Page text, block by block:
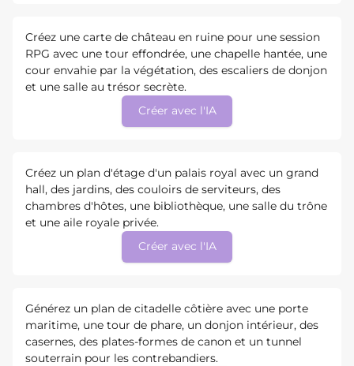
Créez une carte de château en ruine pour une session
RPG avec une tour effondrée, une chapelle hantée, une
cour envahie par la végétation, des escaliers de donjon
et une salle au trésor secrète.
Créer avec l'IA
Créez un plan d'étage d'un palais royal avec un grand
hall, des jardins, des couloirs de serviteurs, des
chambres d'hôtes, une bibliothèque, une salle du trône
et une aile royale privée.
Créer avec l'IA
Générez un plan de citadelle côtière avec une porte
maritime, une tour de phare, un donjon intérieur, des
casernes, des plates-formes de canon et un tunnel
souterrain pour les contrebandiers.